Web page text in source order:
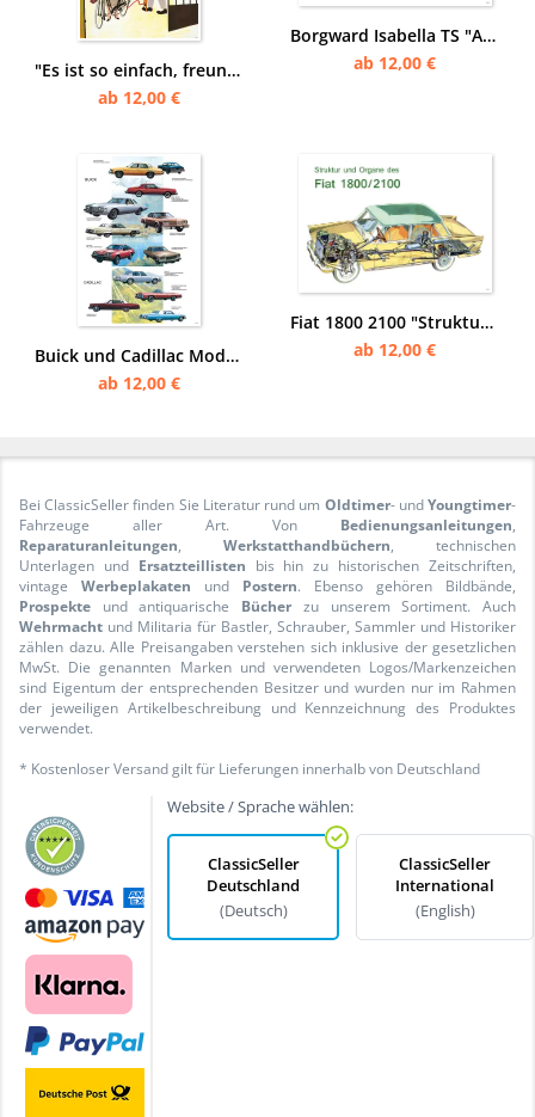
"Es ist so einfach, freundlich und hilfsbereit zu sein" Menschen helfen Hinweis Poster Plakat
ab 12,00 €
Borgward Isabella TS "Am Strand, mit Menschen und Pferden" Poster Plakat
ab 12,00 €
Buick und Cadillac Modellübersicht Modelle Typen Tafel Auto Poster Plakat
ab 12,00 €
Fiat 1800 2100 "Struktur und Organe" Schnittzeichnung Poster Plakat
ab 12,00 €
Bei ClassicSeller finden Sie Literatur rund um Oldtimer- undYoungtimer-
Fahrzeuge aller Art. Von Bedienungsanleitungen,
Reparaturanleitungen, Werkstatthandbüchern, technischen
Unterlagen und Ersatzteillisten bis hin zu historischen Zeitschriften,
vintage Werbeplakaten und Postern. Ebenso gehören Bildbände,
Prospekte und antiquarische Bücher zu unserem Sortiment. Auch
Wehrmacht und Militaria für Bastler, Schrauber, Sammler und Historiker
zählen dazu. Alle Preisangaben verstehen sich inklusive der gesetzlichen
MwSt. Die genannten Marken und verwendeten Logos/Markenzeichen
sind Eigentum der entsprechenden Besitzer und wurden nur im Rahmen
der jeweiligen Artikelbeschreibung und Kennzeichnung des Produktes
verwendet.
* Kostenloser Versand gilt für Lieferungen innerhalb von Deutschland
Website / Sprache wählen:
ClassicSeller
Deutschland
(Deutsch)
ClassicSeller
International
(English)